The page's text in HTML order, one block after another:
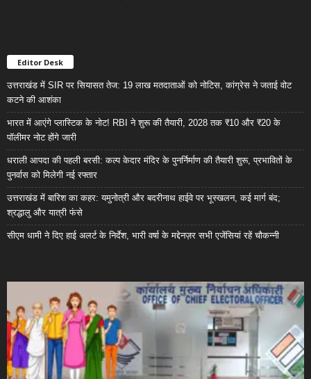
Editor Desk
उत्तराखंड में SIR पर सियासत तेज: 19 लाख मतदाताओं को नोटिस, कांग्रेस ने जताई वोट
कटने की आशंका
भारत में आएंगे प्लास्टिक के नोट! RBI ने शुरू की तैयारी, 2028 तक ₹10 और ₹20 के
पॉलीमर नोट होंगे जारी
धराली आपदा की पहली बरसी: कल्प केदार मंदिर के पुनर्निर्माण की तैयारी शुरू, प्रभावितों के
पुनर्वास को मिलेगी नई रफ्तार
उत्तराखंड में बारिश का कहर: यमुनोत्री और बदरीनाथ हाईवे पर भूस्खलन, कई मार्ग बंद;
श्रद्धालु और यात्री फंसे
सीएम धामी ने दिए हाई अलर्ट के निर्देश, भारी वर्षा के मद्देनज़र सभी एजेंसियां रहें चौकन्नी